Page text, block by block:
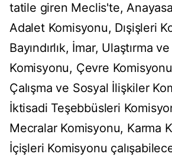
tatile giren Meclis'te,
Adalet Komisyonu, Dışişleri
Bayındırlık, İmar, Ulaştırma
Komisyonu, Çevre
Çalışma ve Sosyal İlişkiler
İktisadi Teşebbüsleri
Mecralar Komisyonu, Karma
İçişleri Komisyonu